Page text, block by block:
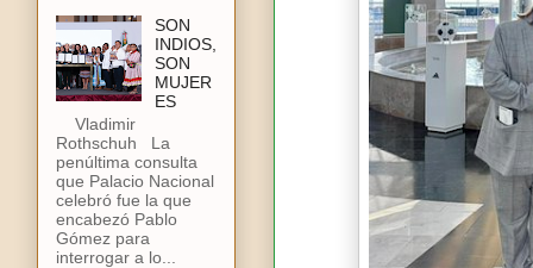
SON
INDIOS,
SON
MUJER
ES
Vladimir
Rothschuh La
penúltima consulta
que Palacio Nacional
celebró fue la que
encabezó Pablo
Gómez para
interrogar a lo...